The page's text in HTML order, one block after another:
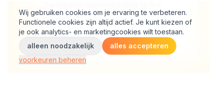
externe batterij voor je HTC, kan je bij ons ook terecht voor
smartphones voor je smartphone, laptop of tablet. Ook zijn er
externe batterijen voor vele andere merken te vinden in ons
assortiment. Benieuwd welke? Klik dan nu hier en ontdek!